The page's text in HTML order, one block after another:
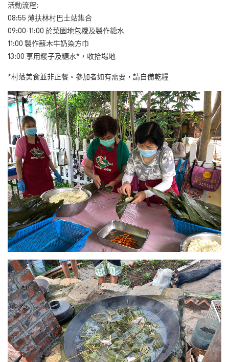
活動流程:
08:55 薄扶林村巴士站集合
09:00-11:00 於菜園地包糭及製作糖水
11:00 製作蘇木牛奶染方巾
13:00 享用糭子及糖水*， 收拾場地
*村落美食並非正餐。參加者如有需要，請自備乾糧